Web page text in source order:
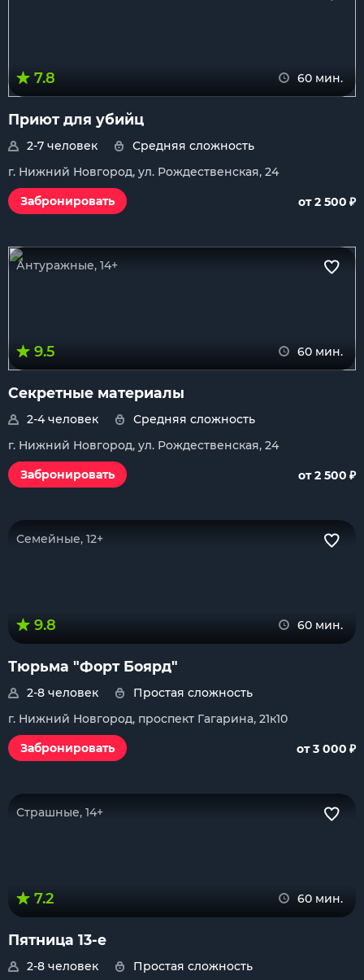
7.8 60 мин.
Приют для убийц
2-7 человек
Средняя сложность
г. Нижний Новгород, ул. Рождественская, 24
Забронировать
от 2 500 ₽
Антуражные, 14+
9.5 60 мин.
Секретные материалы
2-4 человек
Средняя сложность
г. Нижний Новгород, ул. Рождественская, 24
Забронировать
от 2 500 ₽
Семейные, 12+
9.8 60 мин.
Тюрьма "Форт Боярд"
2-8 человек
Простая сложность
г. Нижний Новгород, проспект Гагарина, 21к10
Забронировать
от 3 000 ₽
Страшные, 14+
7.2 60 мин.
Пятница 13-е
2-8 человек Простая сложность